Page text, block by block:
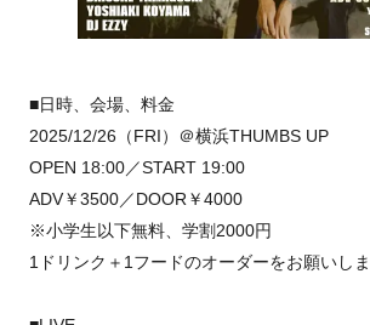
■日時、会場、料金
2025/12/26（FRI）＠横浜THUMBS UP
OPEN 18:00／START 19:00
ADV￥3500／DOOR￥4000
※小学生以下無料、学割2000円
1ドリンク＋1フードのオーダーをお願いしま